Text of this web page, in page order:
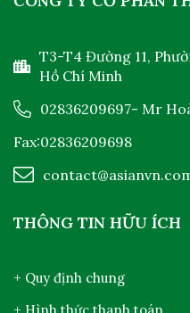
T3-T4 Đường 11,
Hồ Chí Minh
02836209697- Mr
Fax:02836209698
THÔNG TIN HỮU ÍCH
+ Quy định chung